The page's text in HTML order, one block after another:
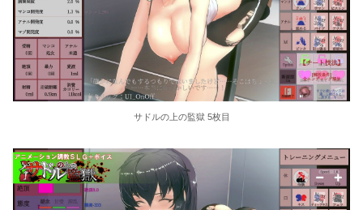
サドルの上の監獄 5枚目